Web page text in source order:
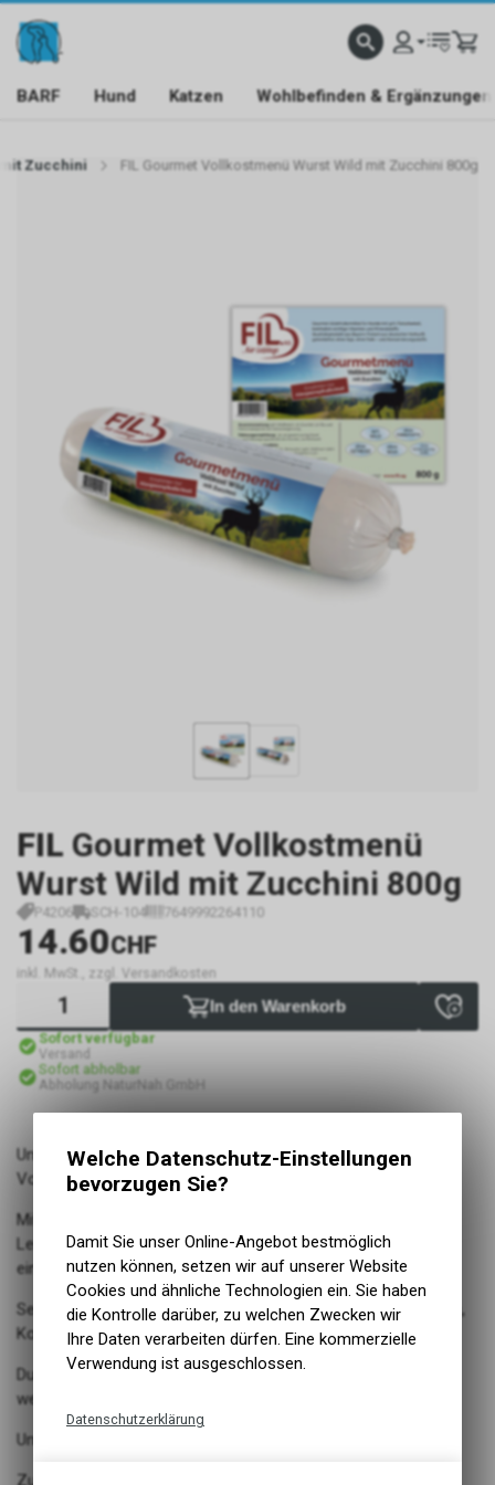
BARF Hund Katzen Wohlbefinden & Ergänzungen
Zucchini FIL Gourmet Vollkostmenü Wurst Wild mit Zucchini 800g
FIL Gourmet Vollkostmenü
Wurst Wild mit Zucchini 800g
P4206 SCH-104 7649992264110
14.60CHF
inkl. MwSt., zzgl. Versandkosten
In den Warenkorb
Sofort verfügbar
Versand
Sofort abholbar
Abholung NaturNah GmbH
Unsere Wildwurst mit Zucchini ist eine ausgewogene
Vollkostnahrung für Ihren Liebling.
Mit viel frischen Fleisch und Gemüse aus der
Lebensmittelproduktion erhält Ihr Hund alles Beste was er für
ein gesundes Leben braucht.
Selbstverständlich ist unser Futter frei von jeglichem Getreide,
Konservierungsstoffen, Farbstoffen und Soja.
Durch Verwendung eines Wurst Darmes fällt ein Vielfaches
weniger Verpackungsmüll an und ist daher ökologischer.
Unsere Produkte werden ausschließlich in Bayern hergestellt.
Zusammensetzung
Welche Datenschutz-Einstellungen
bevorzugen Sie?
Damit Sie unser Online-Angebot bestmöglich
nutzen können, setzen wir auf unserer Website
Cookies und ähnliche Technologien ein. Sie haben
die Kontrolle darüber, zu welchen Zwecken wir
Ihre Daten verarbeiten dürfen. Eine kommerzielle
Verwendung ist ausgeschlossen.
Datenschutzerklärung